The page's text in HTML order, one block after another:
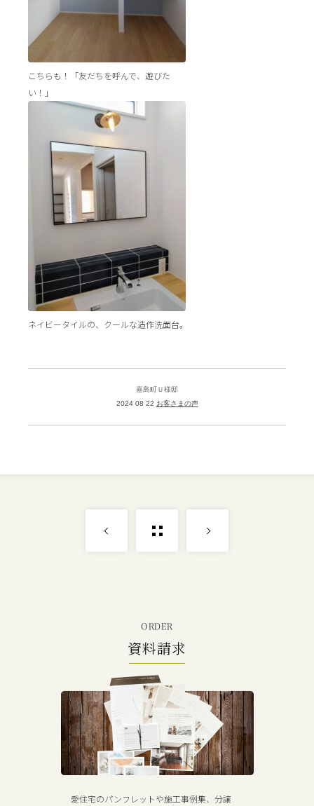
こちらも！「友だちを呼んで、遊びた
い！」
ネイビータイルの、クールな造作洗面台。
嘉島町Ｕ様邸
2024 08 22 お客さまの声
ORDER
資料請求
愛住宅のパンフレットや施工事例集、分譲